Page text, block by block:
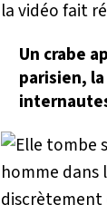
Un crabe
parisien,